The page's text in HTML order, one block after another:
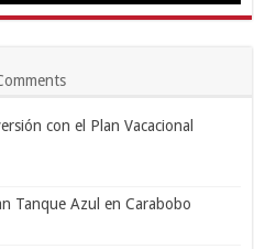
con el Plan Vacacional
Tanque Azul en Carabobo